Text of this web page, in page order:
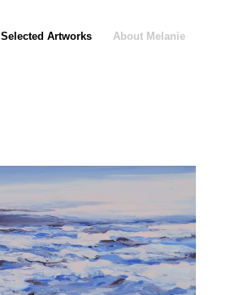
Selected Artworks About Melanie